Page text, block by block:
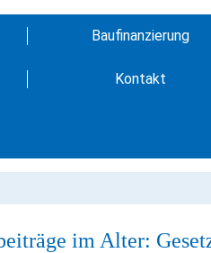
Baufinanzierung
Kontakt
im Alter: